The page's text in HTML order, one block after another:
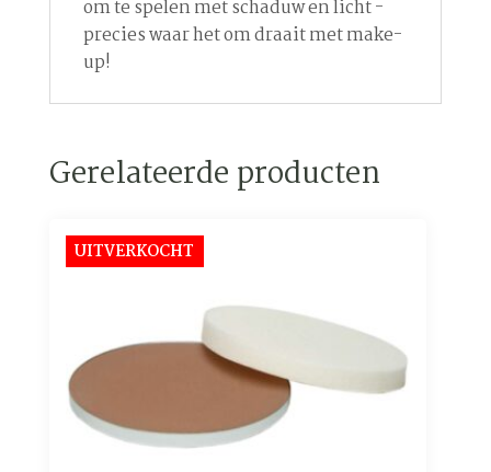
om te spelen met schaduw en licht -
precies waar het om draait met make-
up!
Gerelateerde producten
UITVERKOCHT